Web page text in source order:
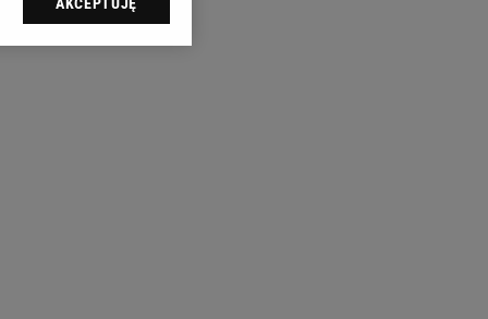
sp. z o.o., jej
swoje preferencje
celów identyfikacji.
reklam i treści,